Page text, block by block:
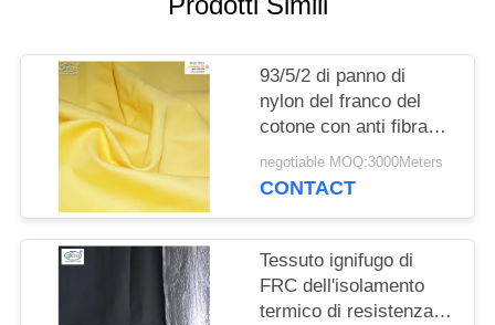
POLICY
93/5/2 di panno di
nylon del franco del
cotone con anti fibra
statica
negotiable MOQ:3000Meters
CONTACT
Tessuto ignifugo di
FRC dell'isolamento
termico di resistenza di